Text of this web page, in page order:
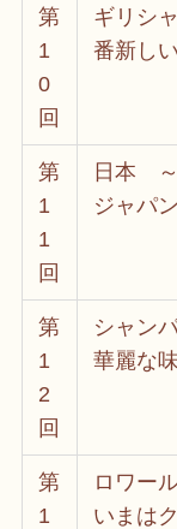
第
1
0
回
ギリシ
番新し
第
1
1
回
日本 ～
ジャパ
第
1
2
回
シャン
華麗な
第
1
ロワー
いまは